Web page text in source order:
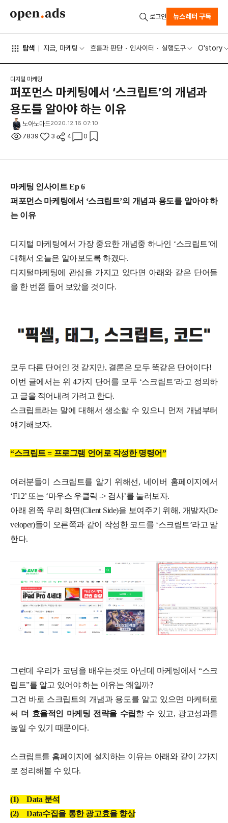
탐색 지금, 마케팅 흐름과 판단 인사이터 실행도구 O'story
로그인 뉴스레터 구독
디지털 마케팅
퍼포먼스 마케팅에서 ‘스크립트’의 개념과
용도를 알아야 하는 이유
노아노마드2020.12.16 07:10
7839 3 4 0
마케팅 인사이트 Ep 6
퍼포먼스 마케팅에서 ‘스크립트’의 개념과 용도를 알아야 하
는 이유
디지털 마케팅에서 가장 중요한 개념중 하나인 ‘스크립트’에
대해서 오늘은 알아보도록 하겠다.
디지털마케팅에 관심을 가지고 있다면 아래와 같은 단어들
을 한 번쯤 들어 보았을 것이다.
모두 다른 단어인 것 같지만, 결론은 모두 똑같은 단어이다!
이번 글에서는 위 4가지 단어를 모두 ‘스크립트’라고 정의하
고 글을 적어내려 가려고 한다.
스크립트라는 말에 대해서 생소할 수 있으니 먼저 개념부터
얘기해보자.
“스크립트 = 프로그램 언어로 작성한 명령어”
여러분들이 스크립트를 알기 위해선, 네이버 홈페이지에서
‘F12’ 또는 ‘마우스 우클릭 -> 검사’를 눌러보자.
아래 왼쪽 우리 화면(Client Side)을 보여주기 위해, 개발자(De
veloper)들이 오른쪽과 같이 작성한 코드를 ‘스크립트’라고 말
한다.
그런데 우리가 코딩을 배우는것도 아닌데 마케팅에서 “스크
립트”를 알고 있어야 하는 이유는 왜일까?
그건 바로 스크립트의 개념과 용도를 알고 있으면 마케터로
써 더 효율적인 마케팅 전략을 수립할 수 있고, 광고성과를
높일 수 있기 때문이다.
스크립트를 홈페이지에 설치하는 이유는 아래와 같이 2가지
로 정리해볼 수 있다.
(1)
Data 분석
(2)
Data수집을 통한 광고효율 향상